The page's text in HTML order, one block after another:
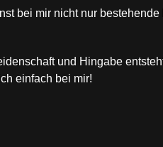
bei mir nicht nur
und Hingabe
einfach bei mir!